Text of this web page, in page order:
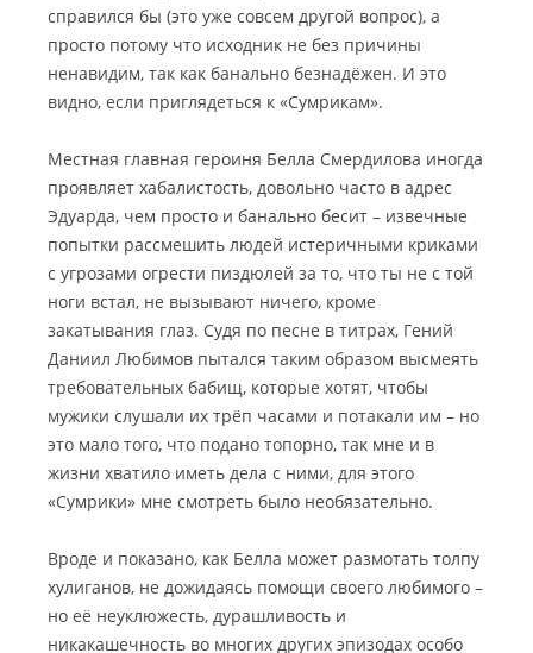
справился бы (это уже совсем другой вопрос), а
просто потому что исходник не без причины
ненавидим, так как банально безнадёжен. И это
видно, если приглядеться к «Сумрикам».
Местная главная героиня Белла Смердилова иногда
проявляет хабалистость, довольно часто в адрес
Эдуарда, чем просто и банально бесит – извечные
попытки рассмешить людей истеричными криками
с угрозами огрести пиздюлей за то, что ты не с той
ноги встал, не вызывают ничего, кроме
закатывания глаз. Судя по песне в титрах, Гений
Даниил Любимов пытался таким образом высмеять
требовательных бабищ, которые хотят, чтобы
мужики слушали их трёп часами и потакали им – но
это мало того, что подано топорно, так мне и в
жизни хватило иметь дела с ними, для этого
«Сумрики» мне смотреть было необязательно.
Вроде и показано, как Белла может размотать толпу
хулиганов, не дожидаясь помощи своего любимого –
но её неуклюжесть, дурашливость и
никакашечность во многих других эпизодах особо